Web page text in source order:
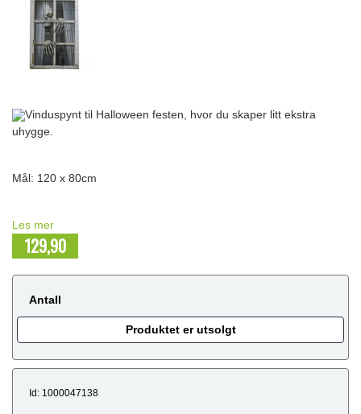
Vinduspynt til Halloween festen, hvor du skaper litt ekstra
uhygge.
Mål: 120 x 80cm
Les mer
129,90
Antall
Produktet er utsolgt
Id: 1000047138